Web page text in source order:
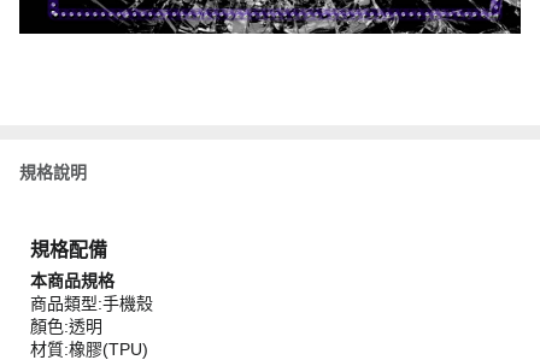
規格說明
規格配備
本商品規格
商品類型:手機殼
顏色:透明
材質:橡膠(TPU)